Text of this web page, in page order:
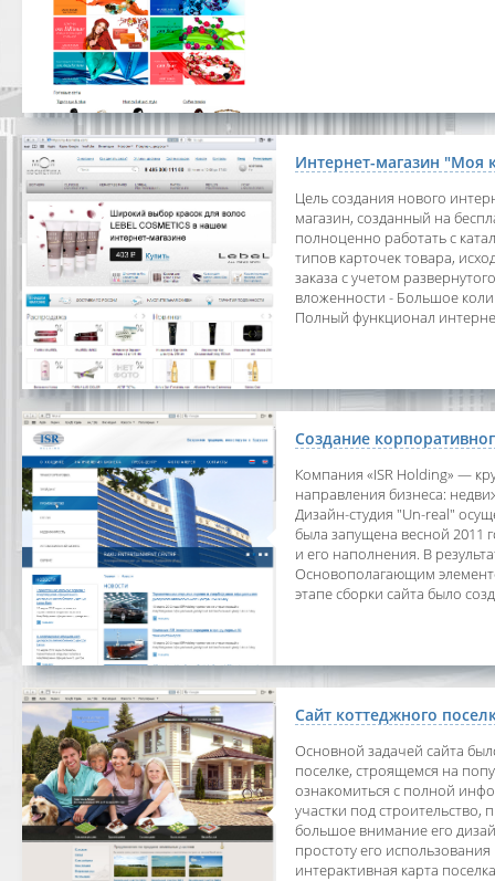
Интернет-магазин "Моя
Цель создания нового
магазин, созданный на
полноценно работать с
типов карточек товара,
заказа с учетом
вложенности - Большое
Полный функционал
Создание
Компания «ISR Holding» —
направления бизнеса:
Дизайн-студия "Un-real"
была запущена весной 2011
и его наполнения. В
Основополагающим
этапе сборки сайта было
Сайт коттеджного
Основной задачей сайта
поселке, строящемся на
ознакомиться с полной
участки под
большое внимание его
простоту его
интерактивная карта